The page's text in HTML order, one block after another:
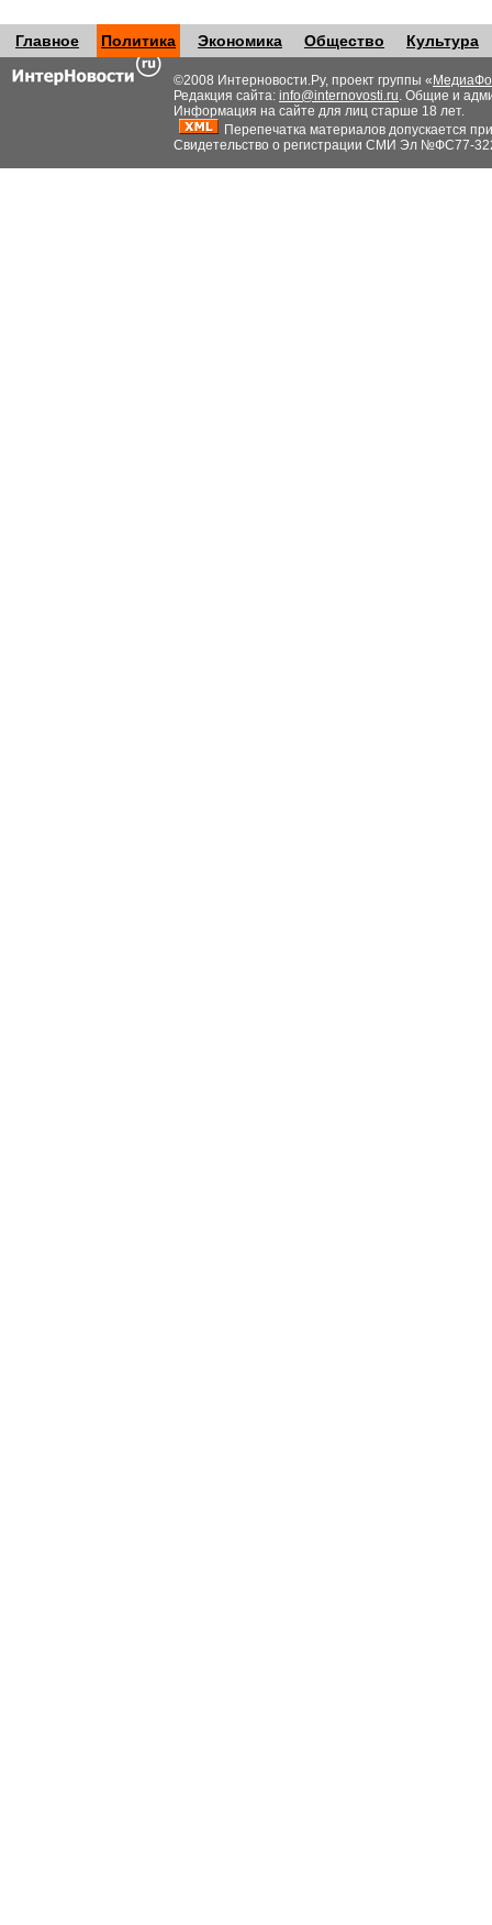
Главное Политика Экономика Общество Культура
©2008 Интерновости.Ру, проект группы «
Редакция сайта: info@internovosti.ru. Общие и
Информация на сайте для лиц старше 18 лет.
Перепечатка материалов допускается
Свидетельство о регистрации СМИ Эл №ФС77-